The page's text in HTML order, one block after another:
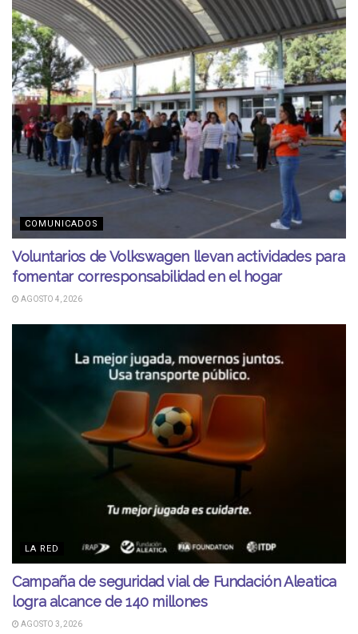
COMUNICADOS
Voluntarios de Volkswagen llevan actividades para
fomentar corresponsabilidad en el hogar
AGOSTO 4, 2026
LA RED
Campaña de seguridad vial de Fundación Aleatica
logra alcance de 140 millones
AGOSTO 3, 2026